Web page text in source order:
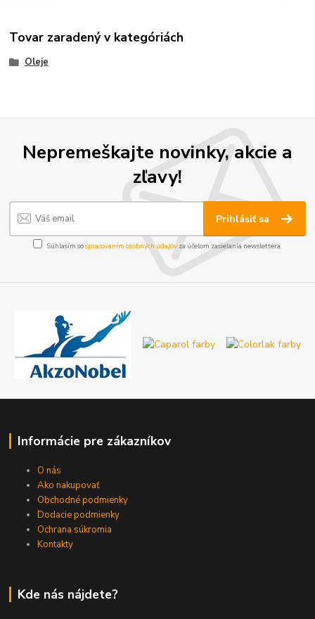
Tovar zaradený v kategóriách
Oleje
Nepremeškajte novinky, akcie a
zľavy!
Prihlásiť sa
Súhlasím sospracovaním osobných údajov za účelom zasielania newslettera.
Informácie pre zákazníkov
O nás
Ako nakupovať
Obchodné podmienky
Dodacie podmienky
Ochrana súkromia
Kontakty
Kde nás nájdete?